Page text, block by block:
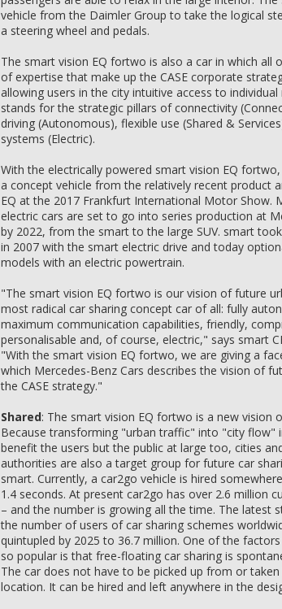
vehicle from the Daimler Group to take the logical
a steering wheel and pedals.
The smart vision EQ fortwo is also a car in which all
of expertise that make up the CASE corporate
allowing users in the city intuitive access to individual
stands for the strategic pillars of connectivity
driving (Autonomous), flexible use (Shared &
systems (Electric).
With the electrically powered smart vision EQ
a concept vehicle from the relatively recent product
EQ at the 2017 Frankfurt International Motor Show.
electric cars are set to go into series production at
by 2022, from the smart to the large SUV. smart
in 2007 with the smart electric drive and today
models with an electric powertrain.
"The smart vision EQ fortwo is our vision of future
most radical car sharing concept car of all: fully
maximum communication capabilities, friendly,
personalisable and, of course, electric," says smart
"With the smart vision EQ fortwo, we are giving a
which Mercedes-Benz Cars describes the vision of
the CASE strategy."
Shared: The smart vision EQ fortwo is a new vision
Because transforming "urban traffic" into "city flow"
benefit the users but the public at large too, cities
authorities are also a target group for future car
smart. Currently, a car2go vehicle is hired
1.4 seconds. At present car2go has over 2.6 million
– and the number is growing all the time. The latest
the number of users of car sharing schemes
quintupled by 2025 to 36.7 million. One of the
so popular is that free-floating car sharing is
The car does not have to be picked up from or
location. It can be hired and left anywhere in the